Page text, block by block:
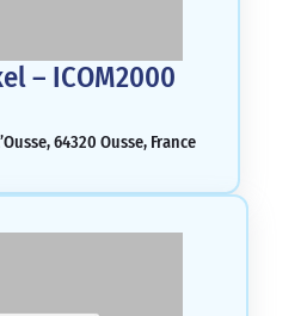
– ICOM2000
64320 Ousse, France